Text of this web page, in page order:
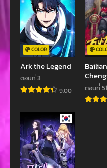
COLOR
Ark the Legend
ตอนที่ 3
9.00
Bailian
เทพพิชิ
ตอนที่